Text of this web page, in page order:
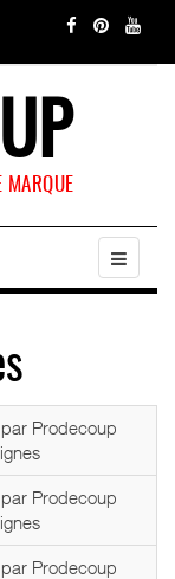
MARQUE
Prodecoup
Prodecoup
Prodecoup